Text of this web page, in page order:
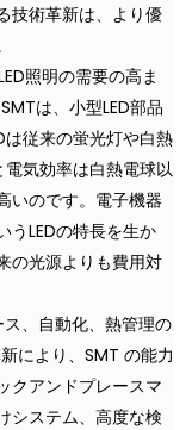
技術革新は、より優
照明の需要の高ま
は、小型LED部品
従来の蛍光灯や白熱
気効率は白熱電球以
いのです。電子機器
うLEDの特長を生か
の光源よりも費用対
、自動化、熱管理の
により、SMT の能力
クアンドプレースマ
システム、高度な検